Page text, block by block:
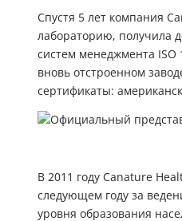
Спустя 5 лет компания
лабораторию, получила
систем менеджмента ISO
вновь отстроенном
сертификаты:
В 2011 году Canature
следующем году за
уровня образования